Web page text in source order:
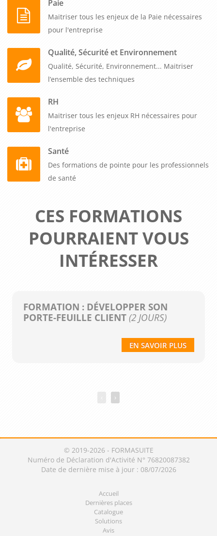
Paie
Maitriser tous les enjeux de la Paie nécessaires
pour l'entreprise
Qualité, Sécurité et Environnement
Qualité, Sécurité, Environnement... Maitriser
l’ensemble des techniques
RH
Maitriser tous les enjeux RH nécessaires pour
l'entreprise
Santé
Des formations de pointe pour les professionnels
de santé
CES FORMATIONS
POURRAIENT VOUS
INTÉRESSER
FORMATION : DÉVELOPPER SON
PORTE-FEUILLE CLIENT(2 JOURS)
EN SAVOIR PLUS
›
© 2019-2026 - FORMASUITE
Numéro de Déclaration d'Activité N° 76820087382
Date de dernière mise à jour : 08/07/2026
Accueil
Dernières places
Catalogue
Solutions
Avis